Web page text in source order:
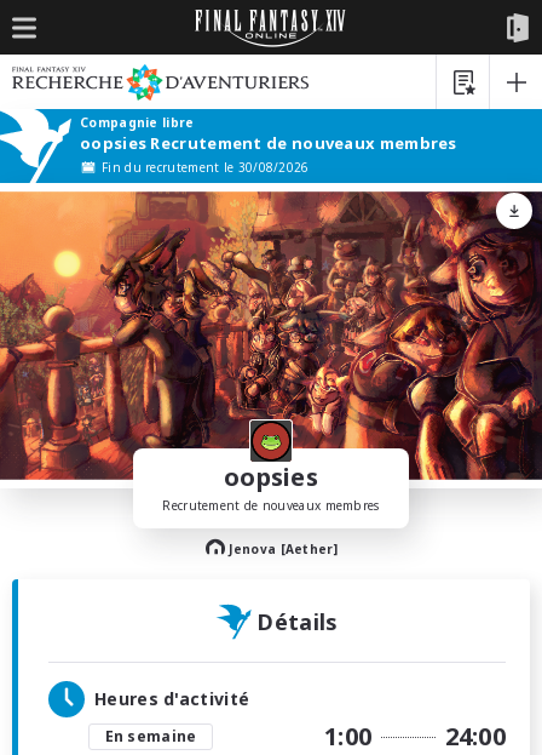
Compagnie libre
oopsies Recrutement de nouveaux membres
Fin du recrutement le 30/08/2026
oopsies
Recrutement de nouveaux membres
Jenova [Aether]
Détails
Heures d'activité
En semaine 1:00 24:00